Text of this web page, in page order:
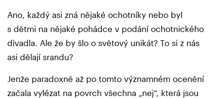
Ano, každý asi zná nějaké ochotníky nebo byl
s dětmi na nějaké pohádce v podání ochotnického
divadla. Ale že by šlo o světový unikát? To si z nás
asi dělají srandu?
Jenže paradoxně až po tomto významném ocenění
začala vylézat na povrch všechna „nej“, která jsou